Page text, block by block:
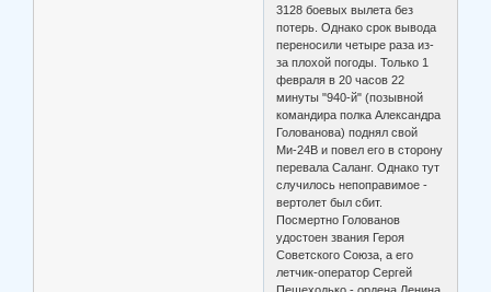
3128 боевых вылета без
потерь. Однако срок вывода
переносили четыре раза из-
за плохой погоды. Только 1
февраля в 20 часов 22
минуты "940-й" (позывной
командира полка Александра
Голованова) поднял свой
Ми-24В и повел его в сторону
перевала Саланг. Однако тут
случилось непоправимое -
вертолет был сбит.
Посмертно Голованов
удостоен звания Героя
Советского Союза, а его
летчик-оператор Сергей